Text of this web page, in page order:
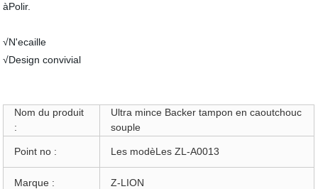
àPolir.
√N'ecaille
√Design convivial
Nom du produit
:
Ultra mince Backer tampon en caoutchouc
souple
Point no : Les modèLes ZL-A0013
Marque : Z-LION